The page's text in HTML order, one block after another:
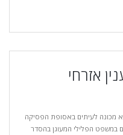
אזרחי
מכונה לעיתים באסופת הפסיקה
במשפט הפלילי המעוגן בהסדר